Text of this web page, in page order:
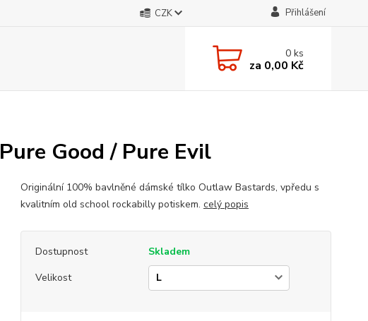
CZK Přihlášení
0ks
za 0,00 Kč
Good / Pure Evil
Originální 100% bavlněné dámské tílko Outlaw Bastards, vpředu s
kvalitním old school rockabilly potiskem. celý popis
Dostupnost
Skladem
Velikost